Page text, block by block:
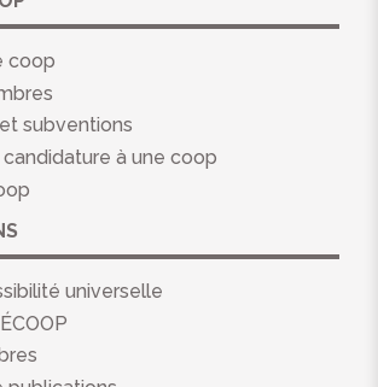
coop
subventions
à une coop
universelle